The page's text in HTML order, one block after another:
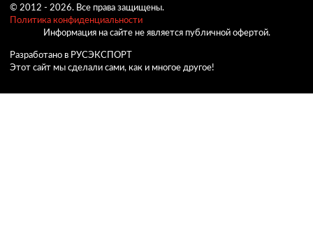
© 2012 - 2026. Все права защищены.
Политика конфиденциальности
Информация на сайте не является публичной офертой.
Разработано в РУСЭКСПОРТ
Этот сайт мы сделали сами, как и многое другое!